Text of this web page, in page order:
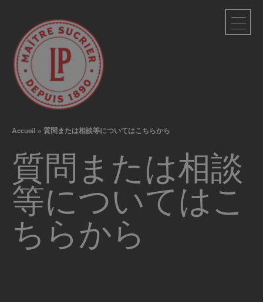
Accueil » 質問または相談等についてはこちらから
質問または相談
等についてはこ
ちらから